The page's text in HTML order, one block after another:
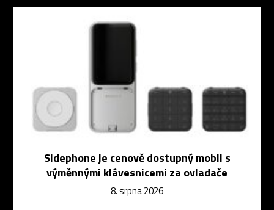
Sidephone je cenově dostupný mobil s
výměnnými klávesnicemi za ovladače
8. srpna 2026